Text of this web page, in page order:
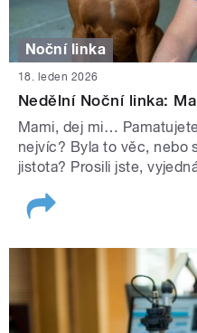
Noční linka
18. leden 2026
Nedělní Noční linka:
Mami, dej mi…
nejvíc? Byla to věc, nebo
jistota? Prosili jste,